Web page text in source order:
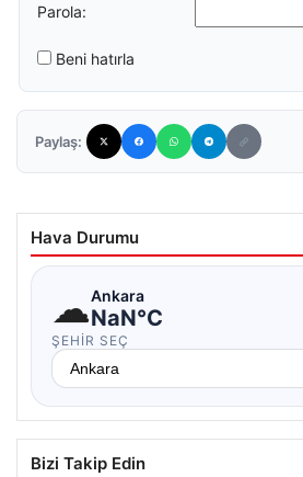
Parola:
Beni hatırla
Paylaş:
Hava Durumu
☁Ankara
NaN°C
ŞEHIR SEÇ
Bizi Takip Edin